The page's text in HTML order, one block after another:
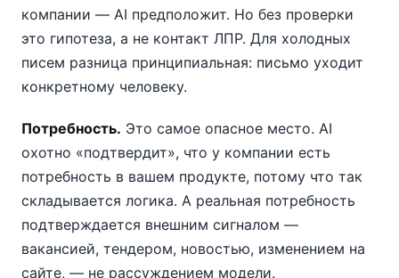
компании — AI предположит. Но без проверки
это гипотеза, а не контакт ЛПР. Для холодных
писем разница принципиальная: письмо уходит
конкретному человеку.
Потребность. Это самое опасное место. AI
охотно «подтвердит», что у компании есть
потребность в вашем продукте, потому что так
складывается логика. А реальная потребность
подтверждается внешним сигналом —
вакансией, тендером, новостью, изменением на
сайте, — не рассуждением модели.